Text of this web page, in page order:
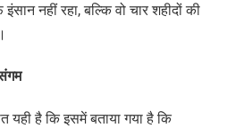
नहीं रहा, बल्कि वो चार शहीदों की
है कि इसमें बताया गया है कि